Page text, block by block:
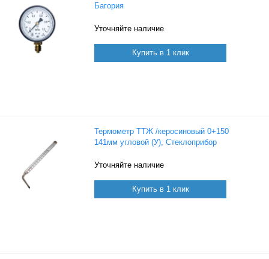
Багория
Уточняйте наличие
Купить в 1 клик
Термометр ТТЖ /керосиновый 0+150
141мм угловой (У), Стеклоприбор
Уточняйте наличие
Купить в 1 клик